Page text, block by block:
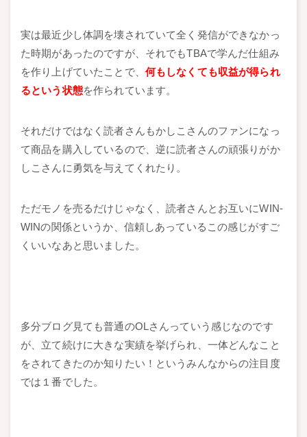
実は最近少し体調を壊されていて全く発信ができなかっ
た時期があったのですが、それでもTBAで学んだ仕組み
を作り上げていたことで、 何もしなくても収益が得られ
るという状態を作られています。
それだけではなく読者さんもかしこさんのファンになっ
て商品を購入しているので、逆に読者さんの頑張りがか
しこさんに勇気を与えてくれたり。
ただモノを売るだけじゃなく、読者さんとお互いにWIN-
WINの関係というか、信頼しあっているこの感じがすご
くいいなあと思いました。
多分ブログ見ても普通のOLさんっていう感じなのです
が、立て続けに大きな実績を挙げられ、一体どんなこと
をされてきたのか知りたい！というみんなからの注目度
では１番でした。